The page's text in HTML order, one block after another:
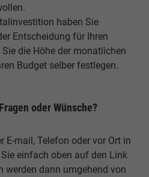
haben Sie
Entscheidung für Ihren
die Höhe der monatlichen
Budget selber festlegen.
oder Wünsche?
E-mail, Telefon oder vor Ort in
einfach oben auf den Link
werden dann umgehend von